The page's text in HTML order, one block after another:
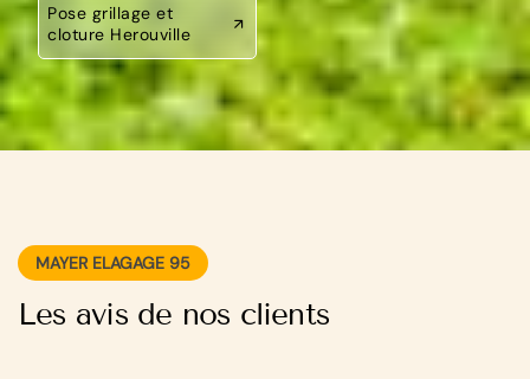
Pose grillage et
cloture Herouville
MAYER ELAGAGE 95
Les avis de nos clients